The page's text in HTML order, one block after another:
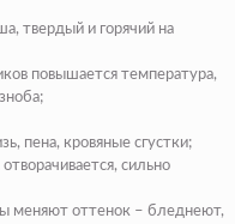
твердый и горячий на
повышается температура,
пена, кровяные сгустки;
сильно
меняют оттенок – бледнеют,